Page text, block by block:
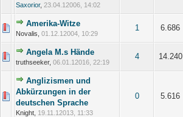
Saxorior, 23.04.12006, 14:02
Amerika-Witze
Novalis, 01.12.12004, 10:29
1 6.686
Angela M.s Hände
truthseeker, 06.01.12016, 22:19
4 14.240
Anglizismen und
Abkürzungen in der
deutschen Sprache
Knight, 19.11.12013, 11:33
0 5.616